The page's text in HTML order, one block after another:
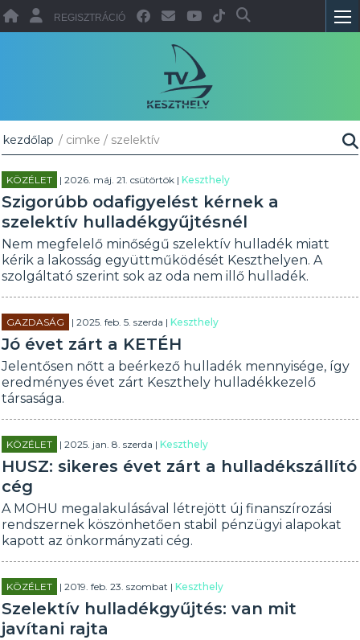
REGISZTRÁCIÓ
kezdőlap / cimke / szelektív
KÖZÉLET | 2026. máj. 21. csütörtök |Keszthely
Szigorúbb odafigyelést kérnek a
szelektív hulladékgyűjtésnél
Nem megfelelő minőségű szelektív hulladék miatt
kérik a lakosság együttműködését Keszthelyen. A
szolgáltató szerint sok az oda nem illő hulladék.
GAZDASÁG | 2025. feb. 5. szerda |Keszthely
Jó évet zárt a KETÉH
Jelentősen nőtt a beérkező hulladék mennyisége, így
eredményes évet zárt Keszthely hulladékkezelő
társasága.
KÖZÉLET | 2025. jan. 8. szerda |Keszthely
HUSZ: sikeres évet zárt a hulladékszállító
cég
A MOHU megalakulásával létrejött új finanszírozási
rendszernek köszönhetően stabil pénzügyi alapokat
kapott az önkormányzati cég.
KÖZÉLET | 2019. feb. 23. szombat |Keszthely
Szelektív hulladékgyűjtés: van mit
javítani rajta